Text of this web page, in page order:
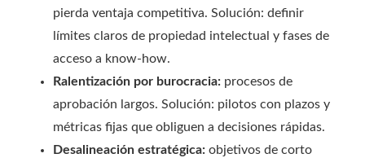
pierda ventaja competitiva. Solución: definir
límites claros de propiedad intelectual y fases de
acceso a know‑how.
Ralentización por burocracia: procesos de
aprobación largos. Solución: pilotos con plazos y
métricas fijas que obliguen a decisiones rápidas.
Desalineación estratégica: objetivos de corto